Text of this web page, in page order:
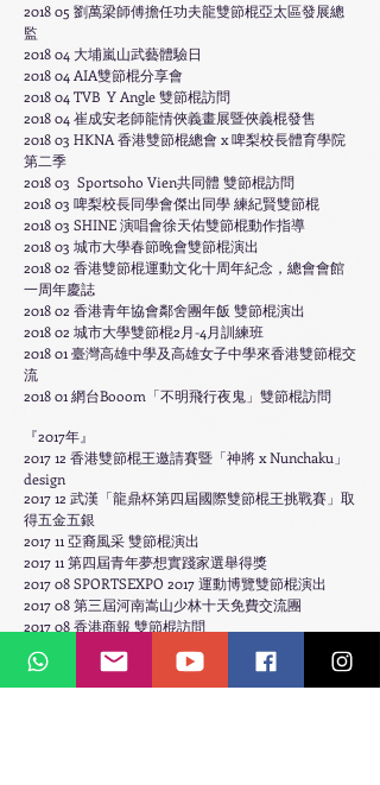
2018 05 劉萬梁師傅擔任功夫龍雙節棍亞太區發展總
監
2018 04 大埔嵐山武藝體驗日
2018 04 AIA雙節棍分享會
2018 04 TVB Y Angle 雙節棍訪問
2018 04 崔成安老師龍情俠義畫展暨俠義棍發售
2018 03 HKNA 香港雙節棍總會 x 啤梨校長體育學院
第二季
2018 03 Sportsoho Vien共同體 雙節棍訪問
2018 03 啤梨校長同學會傑出同學 練紀賢雙節棍
2018 03 SHINE 演唱會徐天佑雙節棍動作指導
2018 03 城市大學春節晚會雙節棍演出
2018 02 香港雙節棍運動文化十周年紀念，總會會館
一周年慶誌
2018 02 香港青年協會鄰舍團年飯 雙節棍演出
2018 02 城市大學雙節棍2月-4月訓練班
2018 01 臺灣高雄中學及高雄女子中學來香港雙節棍交
流
2018 01 網台Booom「不明飛行夜鬼」雙節棍訪問
『2017年』
2017 12 香港雙節棍王邀請賽暨「神將 x Nunchaku」
design
2017 12 武漢「龍鼎杯第四屆國際雙節棍王挑戰賽」取
得五金五銀
2017 11 亞裔風采 雙節棍演出
2017 11 第四屆青年夢想實踐家選舉得獎
2017 08 SPORTSEXPO 2017 運動博覽雙節棍演出
2017 08 第三屆河南嵩山少林十天免費交流團
2017 08 香港商報 雙節棍訪問
2017 08 武術聯會聚賢會雙節棍分享會
2017 08 壹週刊 雙節棍訪問 捉緊暑假尾巴
2017 08 入選國際棍壇百傑-中國當代雙節棍風雲人物